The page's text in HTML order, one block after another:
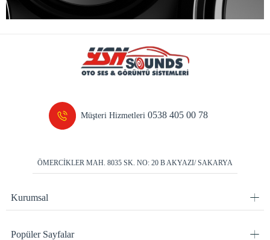
Müşteri Hizmetleri0538 405 00 78
ÖMERCİKLER MAH. 8035 SK. NO: 20 B AKYAZI/ SAKARYA
Kurumsal
Popüler Sayfalar